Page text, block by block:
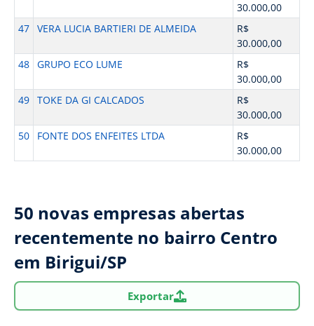
30.000,00
47 VERA LUCIA BARTIERI DE ALMEIDA
R$
30.000,00
48 GRUPO ECO LUME
R$
30.000,00
49 TOKE DA GI CALCADOS
R$
30.000,00
50
FONTE DOS ENFEITES LTDA
R$
30.000,00
50 novas empresas abertas
recentemente no bairro Centro
em Birigui/SP
Exportar